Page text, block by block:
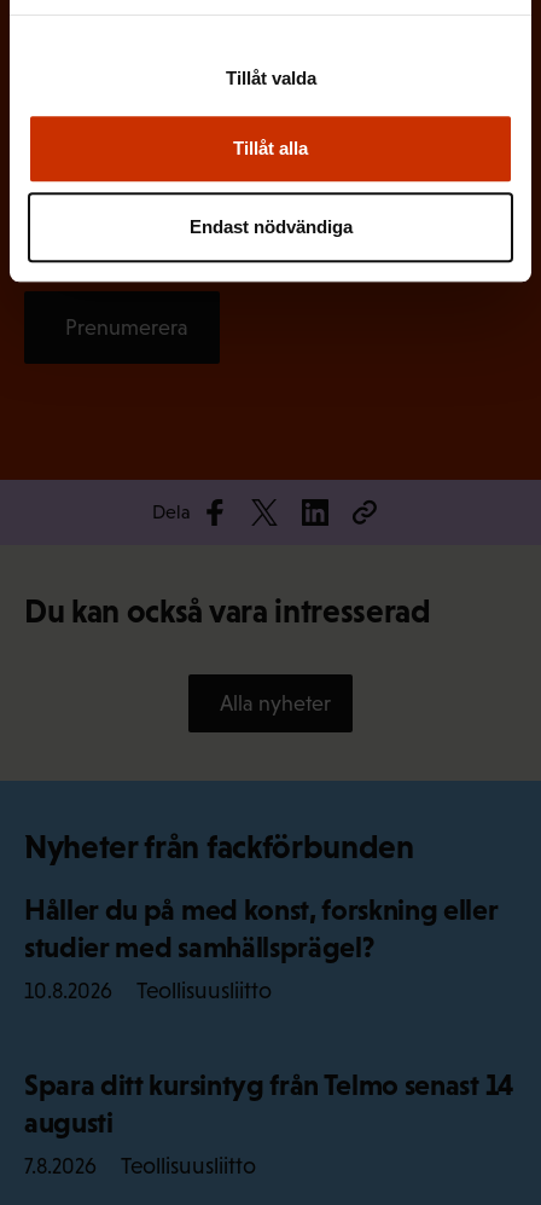
Tillåt alla
Tillåt valda
Endast nödvändiga
o
Prenumerera
Dela
Du kan också vara intresserad
Alla nyheter
Nyheter från fackförbunden
Håller du på med konst, forskning eller
studier med samhällsprägel?
10.8.2026 Teollisuusliitto
Spara ditt kursintyg från Telmo senast 14
augusti
7.8.2026 Teollisuusliitto